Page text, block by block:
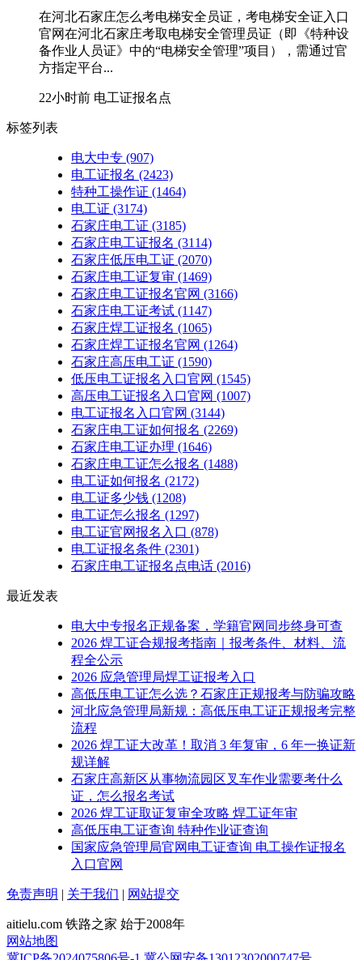
在河北石家庄怎么考电梯安全员证，考电梯安全证入口
官网在河北石家庄考取‌电梯安全管理员证‌（即《特种设
备作业人员证》中的“电梯安全管理”项目），需通过官
方指定平台...
22小时前 电工证报名点
标签列表
电大中专 (907)
电工证报名 (2423)
特种工操作证 (1464)
电工证 (3174)
石家庄电工证 (3185)
石家庄电工证报名 (3114)
石家庄低压电工证 (2070)
石家庄电工证复审 (1469)
石家庄电工证报名官网 (3166)
石家庄电工证考试 (1147)
石家庄焊工证报名 (1065)
石家庄焊工证报名官网 (1264)
石家庄高压电工证 (1590)
低压电工证报名入口官网 (1545)
高压电工证报名入口官网 (1007)
电工证报名入口官网 (3144)
石家庄电工证如何报名 (2269)
石家庄电工证办理 (1646)
石家庄电工证怎么报名 (1488)
电工证如何报名 (2172)
电工证多少钱 (1208)
电工证怎么报名 (1297)
电工证官网报名入口 (878)
电工证报名条件 (2301)
石家庄电工证报名点电话 (2016)
最近发表
电大中专报名正规备案，学籍官网同步终身可查
2026 焊工证合规报考指南｜报考条件、材料、流
程全公示
2026 应急管理局焊工证报考入口
高低压电工证怎么选？石家庄正规报考与防骗攻略
河北应急管理局新规：高低压电工证正规报考完整
流程
2026 焊工证大改革！取消 3 年复审，6 年一换证新
规详解
石家庄高新区从事物流园区叉车作业需要考什么
证，怎么报名考试
2026 焊工证取证复审全攻略 焊工证年审
高低压电工证查询 特种作业证查询
国家应急管理局官网电工证查询 电工操作证报名
入口官网
免责声明 | 关于我们 | 网站提交
aitielu.com 铁路之家 始于2008年
网站地图